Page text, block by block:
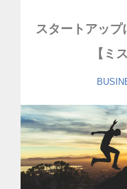
スタートアップ
【ミ